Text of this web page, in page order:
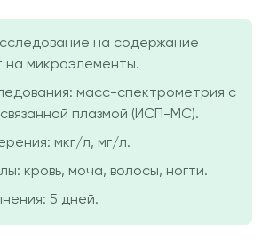
на содержание
на микроэлементы.
масс-спектрометрия с
плазмой (ИСП-МС).
мкг/л, мг/л.
кровь, моча, волосы, ногти.
5 дней.